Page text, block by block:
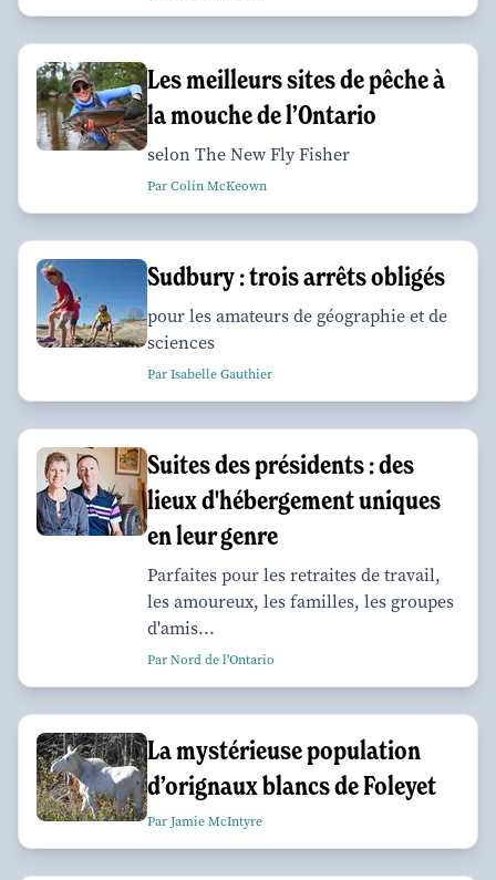
Les meilleurs sites de pêche à
la mouche de l’Ontario
selon The New Fly Fisher
Par Colin McKeown
Sudbury : trois arrêts obligés
pour les amateurs de géographie et de
sciences
Par Isabelle Gauthier
Suites des présidents : des
lieux d'hébergement uniques
en leur genre
Parfaites pour les retraites de travail,
les amoureux, les familles, les groupes
d'amis...
Par Nord de l'Ontario
La mystérieuse population
d’orignaux blancs de Foleyet
Par Jamie McIntyre